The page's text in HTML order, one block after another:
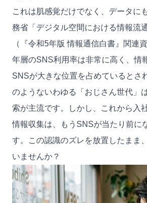
これは肌感覚だけでなく、データに
務省「デジタル空間における情報流
（『令和5年版 情報通信白書』関連資
年層のSNS利用率は非常に高く、情
SNSが大きな位置を占めているとさ
のようないわゆる「おじさん世代」
索が主流です。しかし、これから入
情報収集は、もうSNSが当たり前に
す。この認識のズレを放置したまま
いませんか？